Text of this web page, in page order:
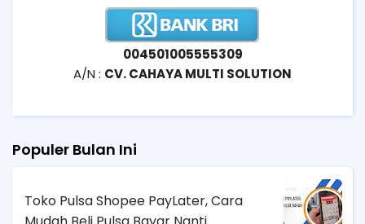
004501005555309
A/N : CV. CAHAYA MULTI SOLUTION
Populer Bulan Ini
Toko Pulsa Shopee PayLater, Cara